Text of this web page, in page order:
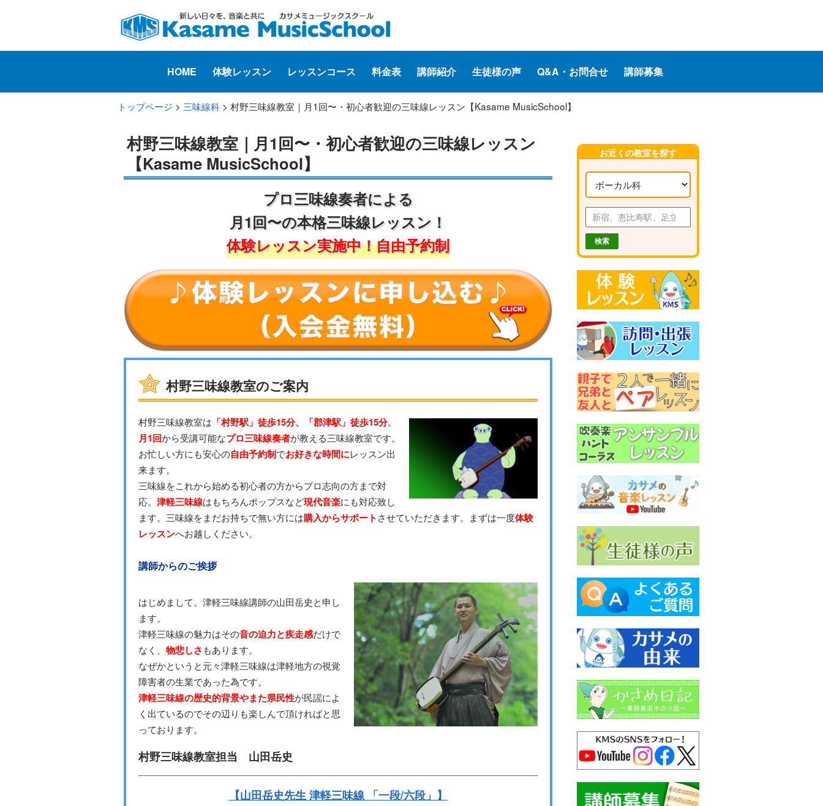
HOME 体験レッスン レッスンコース 料金表 講師紹介 生徒様の声 Q&A・お問合せ 講師募集
トップページ > 三味線科 > 村野三味線教室｜月1回〜・初心者歓迎の三味線レッスン【Kasame MusicSchool】
村野三味線教室｜月1回〜・初心者歓迎の三味線レッスン
【Kasame MusicSchool】
プロ三味線奏者による
月1回〜の本格三味線レッスン！
体験レッスン実施中！自由予約制
村野三味線教室のご案内
村野三味線教室は 「村野駅」徒歩15分、「郡津駅」徒歩15分。
月1回から受講可能なプロ三味線奏者が教える三味線教室です。
お忙しい方にも安心の自由予約制でお好きな時間にレッスン出
来ます。
三味線をこれから始める初心者の方からプロ志向の方まで対
応。 津軽三味線はもちろんポップスなど現代音楽にも対応致し
ます。三味線をまだお持ちで無い方には購入からサポート させていただきます。まずは一度体験
レッスンへお越しください。
講師からのご挨拶
はじめまして。津軽三味線講師の山田岳史と申し
ます。
津軽三味線の魅力はその音の迫力と疾走感だけで
なく、 物悲しさ もあります。
なぜかというと元々津軽三味線は津軽地方の視覚
障害者の生業であった為です。
津軽三味線の歴史的背景やまた県民性が民謡によ
く出ているのでその辺りも楽しんで頂ければと思
っております。
村野三味線教室担当 山田岳史
【山田岳史先生 津軽三味線 「一段/六段」】
お近くの教室を探す